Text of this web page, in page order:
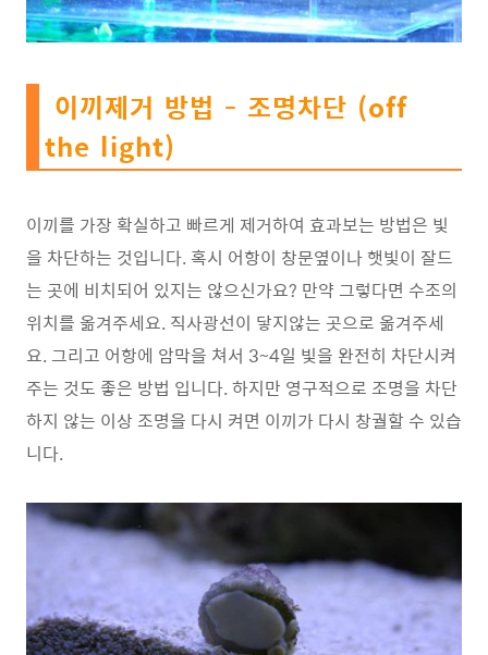
이끼제거 방법 - 조명차단 (off
the light)
이끼를 가장 확실하고 빠르게 제거하여 효과보는 방법은 빛
을 차단하는 것입니다. 혹시 어항이 창문옆이나 햇빛이 잘드
는 곳에 비치되어 있지는 않으신가요? 만약 그렇다면 수조의
위치를 옮겨주세요. 직사광선이 닿지않는 곳으로 옮겨주세
요. 그리고 어항에 암막을 쳐서 3~4일 빛을 완전히 차단시켜
주는 것도 좋은 방법 입니다. 하지만 영구적으로 조명을 차단
하지 않는 이상 조명을 다시 켜면 이끼가 다시 창궐할 수 있습
니다.